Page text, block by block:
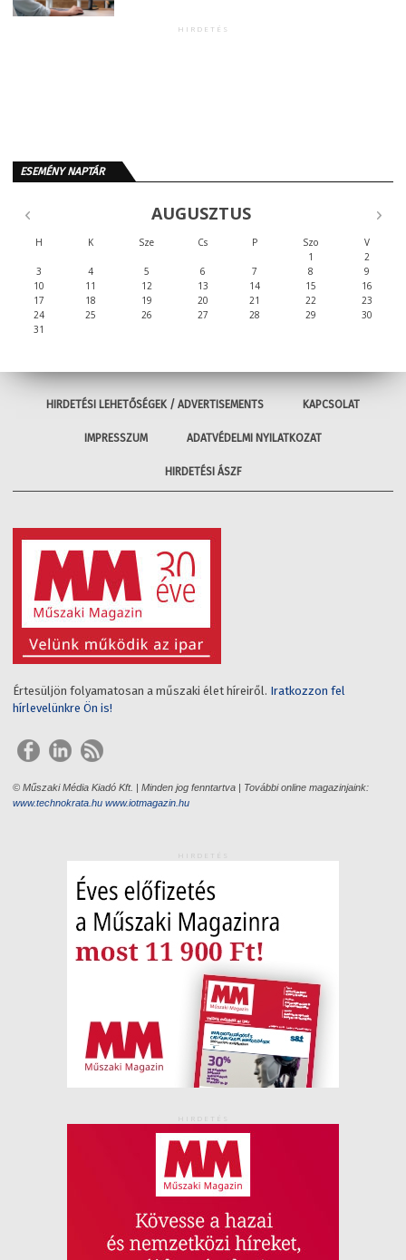
HIRDETÉS
ESEMÉNY NAPTÁR
AUGUSZTUS
H K Sze Cs P Szo
V
1
2
3
4 5 6 7 8
9
10
11 12 13 14 15
16
17
18 19 20 21 22
23
24
25 26 27 28 29
30
31
HIRDETÉSI LEHETŐSÉGEK / ADVERTISEMENTS KAPCSOLAT
IMPRESSZUM ADATVÉDELMI NYILATKOZAT
HIRDETÉSI ÁSZF
Értesüljön folyamatosan a műszaki élet híreiről. Iratkozzon fel
hírlevelünkre Ön is!
© Műszaki Média Kiadó Kft. | Minden jog fenntartva | További online magazinjaink:
www.technokrata.hu www.iotmagazin.hu
HIRDETÉS
HIRDETÉS